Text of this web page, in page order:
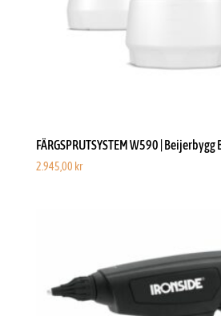
FÄRGSPRUTSYSTEM W590 |
2.945,00 kr